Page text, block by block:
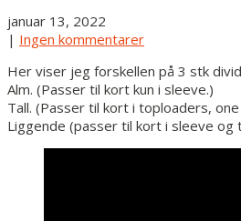
januar 13, 2022
| Ingen kommentarer
Her viser jeg forskellen på 3 stk
Alm. (Passer til kort kun i sleeve.)
Tall. (Passer til kort i toploaders, one
Liggende (passer til kort i sleeve og